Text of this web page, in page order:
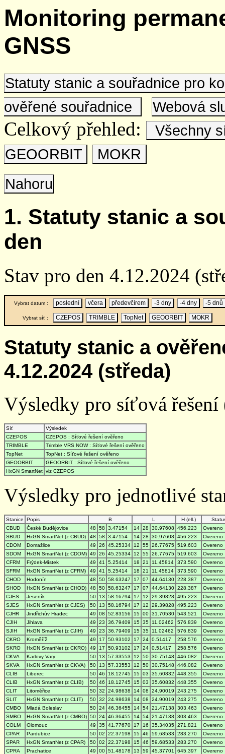
Monitoring
GNSS
Statuty stanic a souřadnice pro
ověřené souřadnice
Webová
Celkový přehled:
Všechny
GEOORBIT
MOKR
Nahoru
1. Statuty stanic a
den
Stav pro den 4.12.2024
Vybrat datum : poslední včera předevčírem -3 dny -4 dny -5 dnů
Vybrat síť : CZEPOS TRIMBLE TopNet GEOORBIT MOKR
Statuty stanic a
4.12.2024 (středa)
Výsledky pro síťová
Síť
Výsledek
CZEPOS
CZEPOS : Síťové řešení ověřeno
TRIMBLE
Trimble VRS NOW : Síťové řešení ověřeno
TopNet
TopNet : Síťové řešení ověřeno
GEOORBIT
GEOORBIT : Síťové řešení ověřeno
HxGN SmartNet viz CZEPOS
Výsledky pro jednotlivé
Stanice Popis B L H (ell.)
CBUD
České Budějovice 48 58 3.47154 14 28 30.97608 456.223
Overeno
SBUD
HxGN SmartNet (z CBUD) 48 58 3.47154 14 28 30.97608 456.223
Overeno
CDOM
Domažlice 49 26 45.25334 12 55 26.77675 519.603
Overeno
SDOM
HxGN SmartNet (z CDOM) 49 26 45.25334 12 55 26.77675 519.603
Overeno
CFRM
Frýdek-Místek 49 41 5.25414 18 21 11.45814 373.590
Overeno
SFRM
HxGN SmartNet (z CFRM) 49 41 5.25414 18 21 11.45814 373.590
Overeno
CHOD
Hodonín 48 50 58.63247 17 07 44.64130 228.387
Overeno
SHOD
HxGN SmartNet (z CHOD) 48 50 58.63247 17 07 44.64130 228.387
Overeno
CJES
Jeseník 50 13 58.16794 17 12 29.39828 495.223
Overeno
SJES
HxGN SmartNet (z CJES) 50 13 58.16794 17 12 29.39828 495.223
Overeno
CJHR
Jindřichův Hradec 49 08 52.83156 15 00 31.70530 543.521
Overeno
CJIH
Jihlava 49 23 36.79409 15 35 11.02462 576.839
Overeno
SJIH
HxGN SmartNet (z CJIH) 49 23 36.79409 15 35 11.02462 576.839
Overeno
CKRO
Kroměříž 49 17 50.93102 17 24 0.51417 258.576
Overeno
SKRO
HxGN SmartNet (z CKRO) 49 17 50.93102 17 24 0.51417 258.576
Overeno
CKVA
Karlovy Vary 50 13 57.33553 12 50 30.75148 446.082
Overeno
SKVA
HxGN SmartNet (z CKVA) 50 13 57.33553 12 50 30.75148 446.082
Overeno
CLIB
Liberec 50 46 18.12745 15 03 35.60832 448.355
Overeno
CLIB
HxGN SmartNet (z CLIB) 50 46 18.12745 15 03 35.60832 448.355
Overeno
CLIT
Litoměřice 50 32 24.98638 14 08 24.90019 243.275
Overeno
SLIT
HxGN SmartNet (z CLIT) 50 32 24.98638 14 08 24.90019 243.275
Overeno
CMBO
Mladá Boleslav 50 24 46.36455 14 54 21.47138 303.463
Overeno
SMBO
HxGN SmartNet (z CMBO) 50 24 46.36455 14 54 21.47138 303.463
Overeno
COLM
Olomouc 49 35 41.77670 17 16 35.34035 271.821
Overeno
CPAR
Pardubice 50 02 22.37198 15 46 59.68533 283.270
Overeno
SPAR
HxGN SmartNet (z CPAR) 50 02 22.37198 15 46 59.68533 283.270
Overeno
CPRA
Prachatice 49 00 51.48178 13 59 45.37701 645.397
Overeno